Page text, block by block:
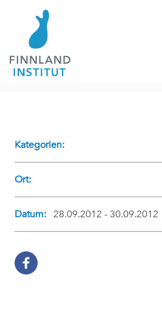
Kategorien:
Ort:
Datum: 28.09.2012 - 30.09.2012